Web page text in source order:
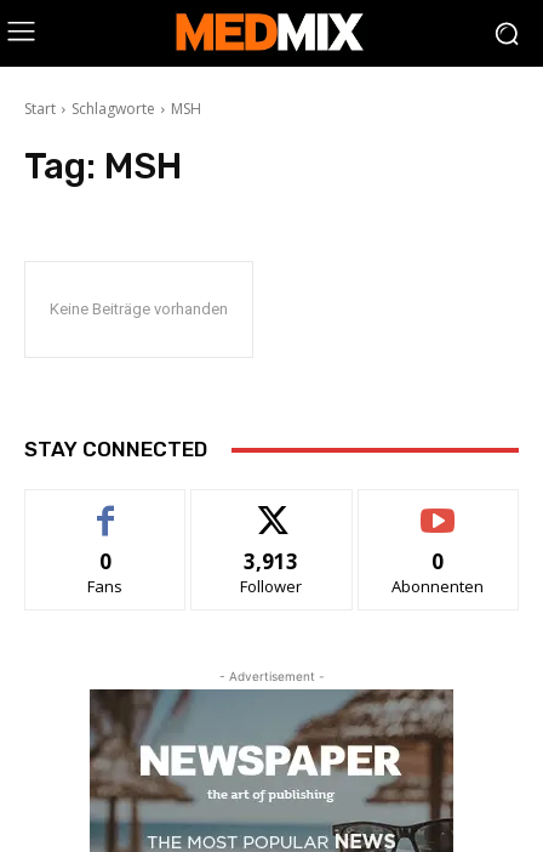
Start Schlagworte MSH
Tag: MSH
Keine Beiträge vorhanden
STAY CONNECTED
0
Fans
3,913
Follower
0
Abonnenten
- Advertisement -